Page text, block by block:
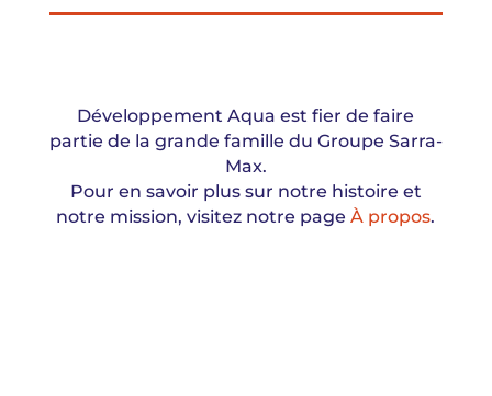
Développement Aqua est fier de faire
partie de la grande famille du Groupe Sarra-
Max.
Pour en savoir plus sur notre histoire et
notre mission, visitez notre pageÀ propos.